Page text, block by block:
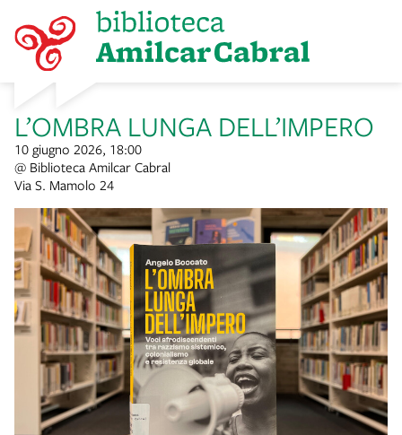
L’OMBRA LUNGA DELL’IMPERO
10 giugno 2026, 18:00
@ Biblioteca Amilcar Cabral
Via S. Mamolo 24